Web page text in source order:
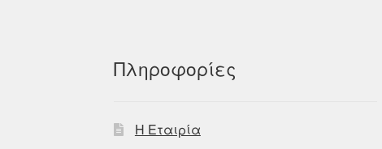
Πληροφορίες
Η Εταιρία